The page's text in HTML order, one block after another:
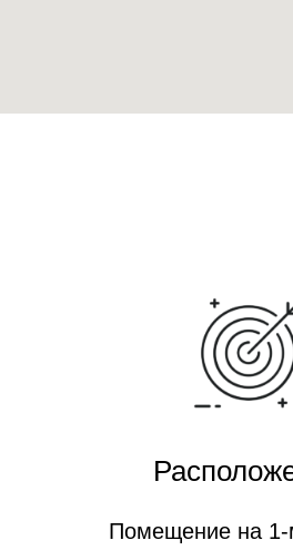
Помещение на 1-